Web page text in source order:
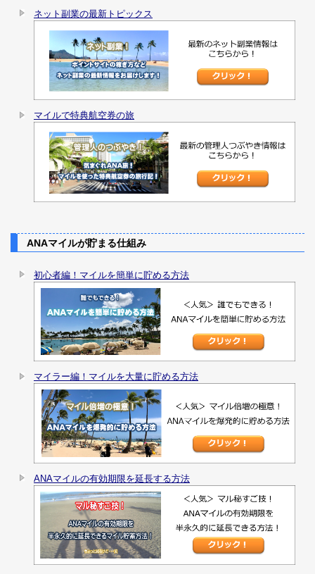
ネット副業の最新トピックス
マイルで特典航空券の旅
ANAマイルが貯まる仕組み
初心者編！マイルを簡単に貯める方法
マイラー編！マイルを大量に貯める方法
ANAマイルの有効期限を延長する方法